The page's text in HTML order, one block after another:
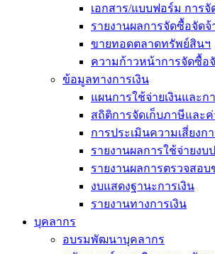
เอกสาร/แบบฟอร์ม การจั
รายงานผลการจัดซื้อจัดจ้
ขายทอดตลาดทรัพย์สินฯ
ความก้าวหน้าการจัดซื้อ
ข้อมูลทางการเงิน
แผนการใช้จ่ายเงินและก
สถิติการจัดเก็บภาษีและค่
การประเมินความเสี่ยง
รายงานผลการใช้จ่ายง
รายงานผลการตรวจสอ
งบแสดงฐานะการเงิน
รายงานทางการเงิน
บุคลากร
อบรมพัฒนาบุคลากร